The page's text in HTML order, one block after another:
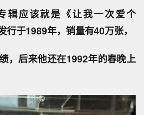
辑应该就是《让我一次爱个
行于1989年，销量有40万张，
，后来他还在1992年的春晚上